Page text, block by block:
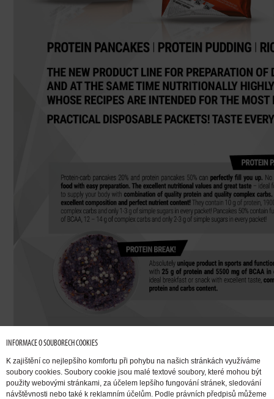
INFORMACE O SOUBORECH COOKIES
K zajištění co nejlepšího komfortu při pohybu na našich stránkách využíváme
soubory cookies. Soubory cookie jsou malé textové soubory, které mohou být
použity webovými stránkami, za účelem lepšího fungování stránek, sledování
návštěvnosti nebo také k reklamním účelům. Podle právních předpisů můžeme